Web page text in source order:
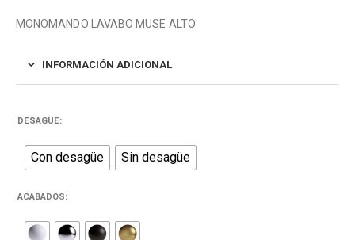
MONOMANDO LAVABO MUSE ALTO
INFORMACIÓN ADICIONAL
DESAGÜE
Con desagüe Sin desagüe
ACABADOS